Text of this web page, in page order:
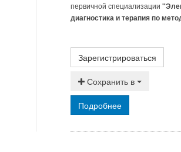
первичной специализации
диагностика и терапия по
Зарегистрироваться
Сохранить в
Подробнее